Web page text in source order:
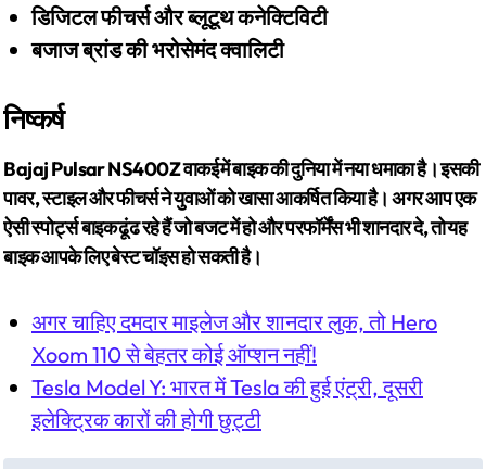
डिजिटल फीचर्स और ब्लूटूथ कनेक्टिविटी
बजाज ब्रांड की भरोसेमंद क्वालिटी
निष्कर्ष
Bajaj Pulsar NS400Z वाकई में बाइक की दुनिया में नया धमाका है। इसकी
पावर, स्टाइल और फीचर्स ने युवाओं को खासा आकर्षित किया है। अगर आप एक
ऐसी स्पोर्ट्सबाइक ढूंढ रहे हैं जो बजट में हो और परफॉर्मेंस भी शानदार दे, तो यह
बाइक आपके लिए बेस्ट चॉइस हो सकती है।
अगर चाहिए दमदार माइलेज और शानदार लुक, तो Hero
Xoom 110 से बेहतर कोई ऑप्शन नहीं!
Tesla Model Y: भारत में Tesla की हुई एंट्री, दूसरी
इलेक्ट्रिक कारों की होगी छुट्टी